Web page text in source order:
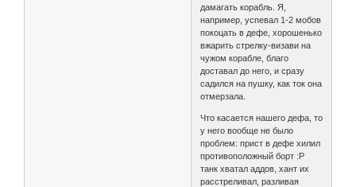
дамагать корабль. Я,
например, успевал 1-2 мобов
покоцать в дефе, хорошенько
вжарить стрелку-визави на
чужом корабле, благо
доставал до него, и сразу
садился на пушку, как ток она
отмерзала.
Что касается нашего дефа, то
у него вообще не было
проблем: прист в дефе хилил
противоположный борт :Р
танк хватал аддов, хант их
расстреливал, разливая